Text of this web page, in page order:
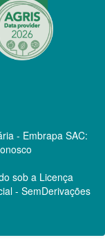
- Embrapa SAC:
sob a Licença
- SemDerivações